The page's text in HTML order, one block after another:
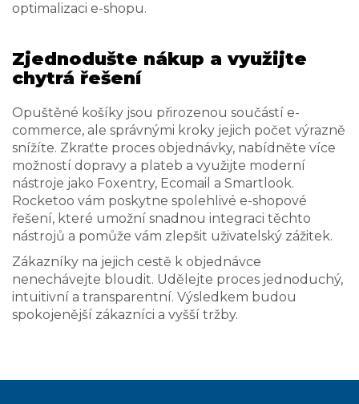
optimalizaci e-shopu.
Zjednodušte nákup a využijte
chytrá řešení
Opuštěné košíky jsou přirozenou součástí e-
commerce, ale správnými kroky jejich počet výrazně
snížíte. Zkraťte proces objednávky, nabídněte více
možností dopravy a plateb a využijte moderní
nástroje jako Foxentry, Ecomail a Smartlook.
Rocketoo vám poskytne spolehlivé e-shopové
řešení, které umožní snadnou integraci těchto
nástrojů a pomůže vám zlepšit uživatelský zážitek.
Zákazníky na jejich cestě k objednávce
nenechávejte bloudit. Udělejte proces jednoduchý,
intuitivní a transparentní. Výsledkem budou
spokojenější zákazníci a vyšší tržby.